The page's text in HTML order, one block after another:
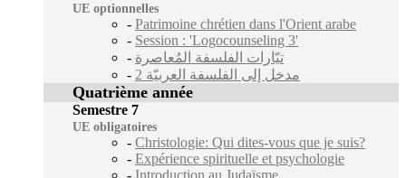
UE optionnelles
- Patrimoine chrétien dans l'Orient arabe
- Session : 'Logocounseling 3'
- تيّارات الفلسفة المُعاصرة
-
مدخل إلى الفلسفة العربيّة 2
Quatrième année
Semestre 7
UE obligatoires
- Christologie: Qui dites-vous que je suis?
- Expérience spirituelle et psychologie
- Introduction au Judaïsme